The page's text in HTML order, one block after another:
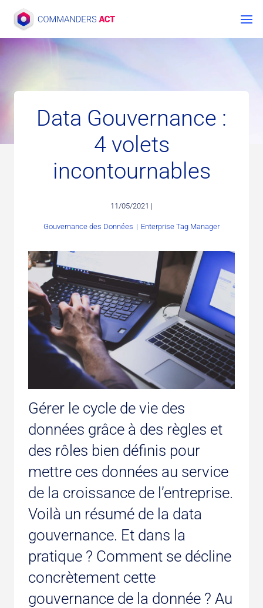
contenu
Data Gouvernance :
4 volets
incontournables
11/05/2021 |
Gouvernance des Données | Enterprise Tag Manager
Gérer le cycle de vie des
données grâce à des règles et
des rôles bien définis pour
mettre ces données au service
de la croissance de l’entreprise.
Voilà un résumé de la data
gouvernance. Et dans la
pratique ? Comment se décline
concrètement cette
gouvernance de la donnée ? Au